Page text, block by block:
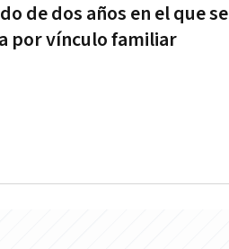
de dos años en el que
por vínculo familiar